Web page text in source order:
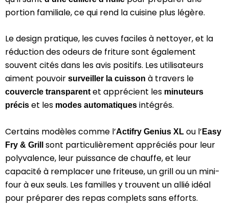
portion familiale, ce qui rend la cuisine plus légère.
Le design pratique, les cuves faciles à nettoyer, et la
réduction des odeurs de friture sont également
souvent cités dans les avis positifs. Les utilisateurs
aiment pouvoir surveiller la cuisson à travers le
couvercle transparentet apprécient les minuteurs
précis et les modes automatiques intégrés.
Certains modèles comme l’Actifry Genius XL ou l’ Easy
Fry & Grill
sont particulièrement appréciés pour leur
polyvalence, leur puissance de chauffe, et leur
capacité à remplacer une friteuse, un grill ou un mini-
four à eux seuls. Les familles y trouvent un allié idéal
pour préparer des repas complets sans efforts.